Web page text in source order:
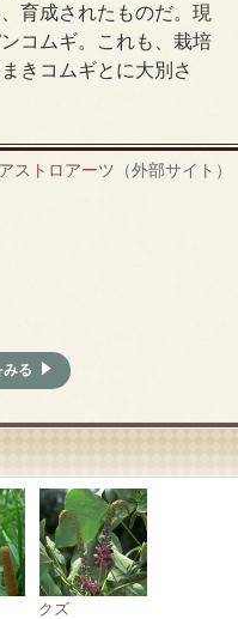
育成されたものだ。現
コムギ。これも、栽培
きコムギとに大別さ
アストロアーツ （外部サイト）
みる
クズ